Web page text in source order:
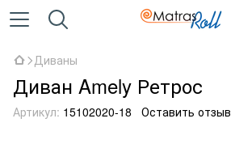
Диваны
Диван Amely Ретрос
Артикул: 15102020-18 Оставить отзыв